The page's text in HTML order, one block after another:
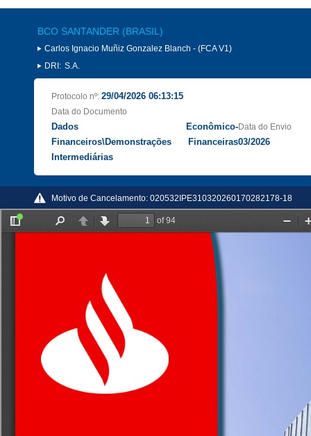
BCO SANTANDER (BRASIL)
Carlos Ignacio Muñiz Gonzalez Blanch - (FCA V1)
DRI: S.A.
Protocolo nº: 29/04/2026 06:13:15
Data do Documento
Dados Econômico-
Financeiros\Demonstrações Financeiras
Intermediárias
Data do Envio
03/2026
Motivo de Cancelamento: 020532IPE310320260170282178-18